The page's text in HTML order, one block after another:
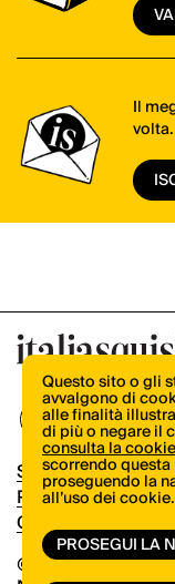
Il
© Copyright
Shop
Pubblicità
Contatti
Questo sito o gli
avvalgono di
alle finalità
di più o negare il
consulta la
scorrendo
proseguendo la
all’uso dei cookie.
PROSEGUI LA